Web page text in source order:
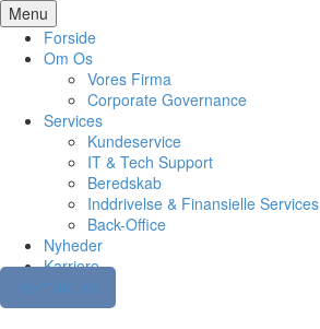
Menu
Forside
Om Os
Vores Firma
Corporate Governance
Services
Kundeservice
IT & Tech Support
Beredskab
Inddrivelse & Finansielle Services
Back-Office
Nyheder
Karriere
Kontakt os